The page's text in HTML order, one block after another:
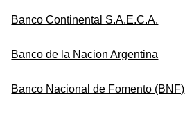
Banco Continental S.A.E.C.A.
Banco de la Nacion Argentina
Banco Nacional de Fomento (BNF)